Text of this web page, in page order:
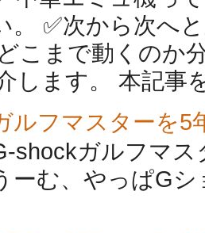
。 ✅次から次へ
こまで動くのか
します。 本記事
ルフマスターを5
shockガルフマ
ーむ、やっぱG